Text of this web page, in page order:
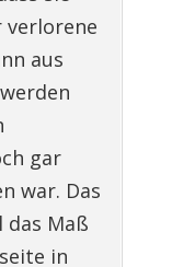
aus
gar
war. Das
das Maß
in